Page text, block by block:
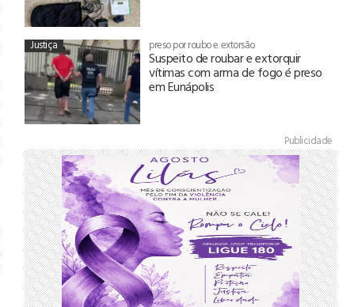
Justiça preso por roubo e extorsão
Suspeito de roubar e extorquir
vítimas com arma de fogo é preso
em Eunápolis
Publicidade